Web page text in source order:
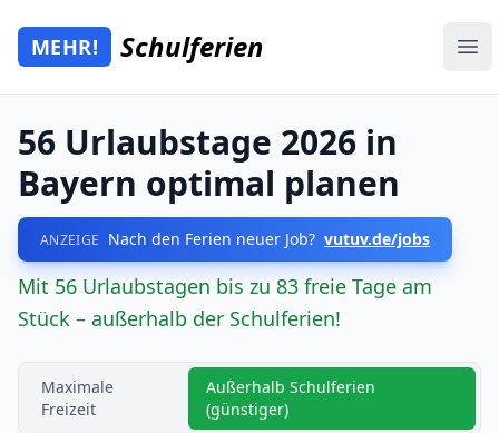
Zum Hauptinhalt springen
Mehr Schulferien
MEHR! Schulferien
56 Urlaubstage 2026 in
Bayern optimal planen
ANZEIGE Nach den Ferien neuer Job? vutuv.de/jobs
Mit 56 Urlaubstagen bis zu 83 freie Tage am
Stück – außerhalb der Schulferien!
Maximale
Freizeit
Außerhalb Schulferien
(günstiger)